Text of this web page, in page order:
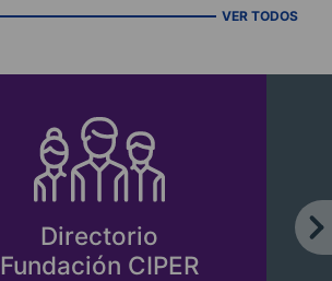
VER TODOS
Directorio
Fundación CIPER